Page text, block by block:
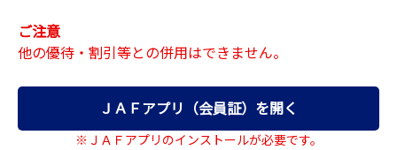
ご注意
他の優待・割引等との併用はできません。
ＪＡＦアプリ（会員証）を開く
※ＪＡＦアプリのインストールが必要です。